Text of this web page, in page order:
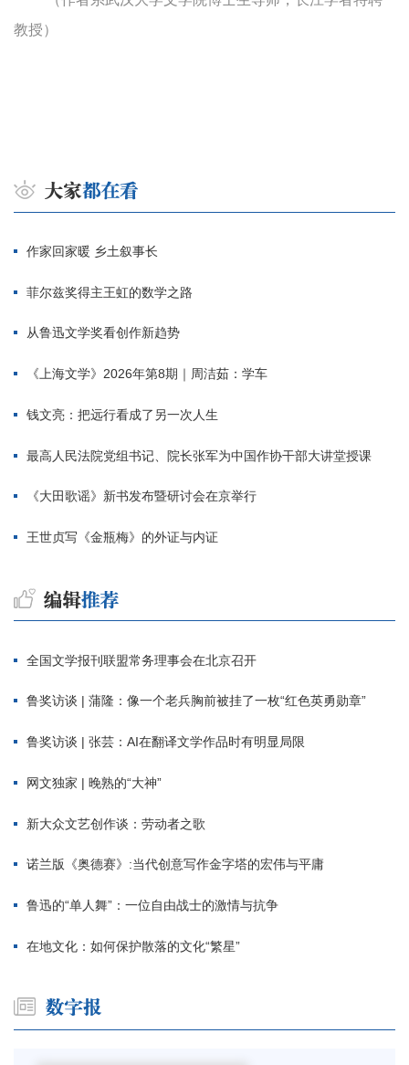
教授）
作家回家暖 乡土叙事长
菲尔兹奖得主王虹的数学之路
从鲁迅文学奖看创作新趋势
《上海文学》2026年第8期｜周洁茹：学车
钱文亮：把远行看成了另一次人生
最高人民法院党组书记、院长张军为中国作协干部大讲堂授课
《大田歌谣》新书发布暨研讨会在京举行
王世贞写《金瓶梅》的外证与内证
全国文学报刊联盟常务理事会在北京召开
鲁奖访谈 | 蒲隆：像一个老兵胸前被挂了一枚“红色英勇勋章”
鲁奖访谈 | 张芸：AI在翻译文学作品时有明显局限
网文独家 | 晚熟的“大神”
新大众文艺创作谈：劳动者之歌
诺兰版《奥德赛》:当代创意写作金字塔的宏伟与平庸
鲁迅的“单人舞”：一位自由战士的激情与抗争
在地文化：如何保护散落的文化“繁星”